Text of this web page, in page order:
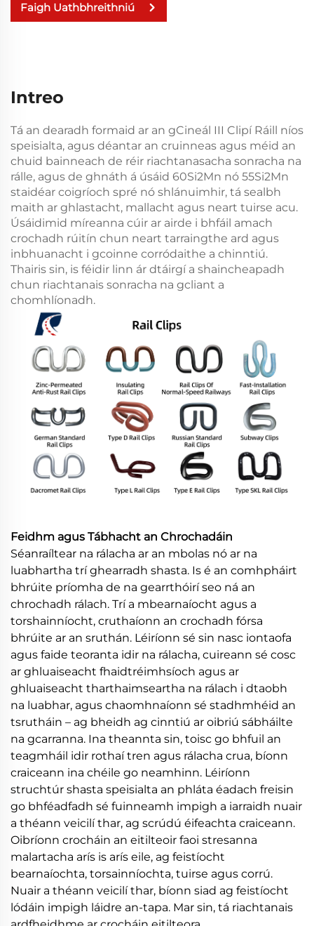
Faigh Uathbhreithniú
Intreo
Tá an dearadh formaid ar an gCineál III Clipí Ráill níos
speisialta, agus déantar an cruinneas agus méid an
chuid bainneach de réir riachtanasacha sonracha na
rálle, agus de ghnáth á úsáid 60Si2Mn nó 55Si2Mn
staidéar coigríoch spré nó shlánuimhir, tá sealbh
maith ar ghlastacht, mallacht agus neart tuirse acu.
Úsáidimid míreanna cúir ar airde i bhfáil amach
crochadh rúitín chun neart tarraingthe ard agus
inbhuanacht i gcoinne corródaithe a chinntiú.
Thairis sin, is féidir linn ár dtáirgí a shaincheapadh
chun riachtanais sonracha na gcliant a
chomhlíonadh.
Feidhm agus Tábhacht an Chrochadáin
Séanraíltear na rálacha ar an mbolas nó ar na
luabhartha trí ghearradh shasta. Is é an comhpháirt
bhrúite príomha de na gearrthóirí seo ná an
chrochadh rálach. Trí a mbearnaíocht agus a
torshainníocht, cruthaíonn an crochadh fórsa
bhrúite ar an sruthán. Léiríonn sé sin nasc iontaofa
agus faide teoranta idir na rálacha, cuireann sé cosc
ar ghluaiseacht fhaidtréimhsíoch agus ar
ghluaiseacht tharthaimseartha na rálach i dtaobh
na luabhar, agus chaomhnaíonn sé stadhmhéid an
tsrutháin – ag bheidh ag cinntiú ar oibriú sábháilte
na gcarranna. Ina theannta sin, toisc go bhfuil an
teagmháil idir rothaí tren agus rálacha crua, bíonn
craiceann ina chéile go neamhinn. Léiríonn
struchtúr shasta speisialta an phláta éadach freisin
go bhféadfadh sé fuinneamh impigh a iarraidh nuair
a théann veicilí thar, ag scrúdú éifeachta craiceann.
Oibríonn crocháin an eitilteoir faoi stresanna
malartacha arís is arís eile, ag feistíocht
bearnaíochta, torsainníochta, tuirse agus corrú.
Nuair a théann veicilí thar, bíonn siad ag feistíocht
lódáin impigh láidre an-tapa. Mar sin, tá riachtanais